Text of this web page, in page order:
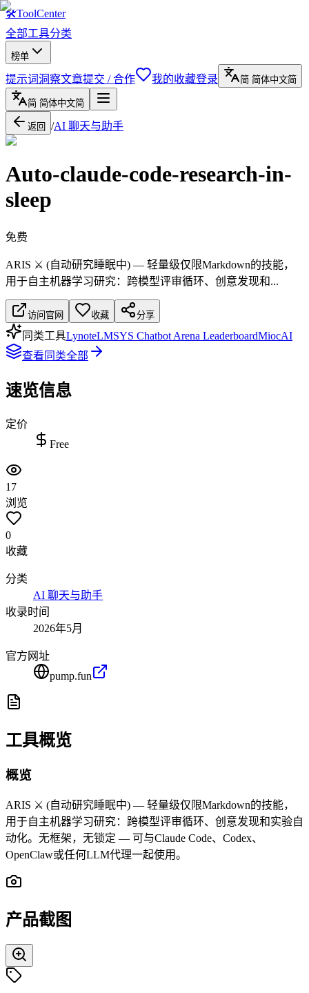
🛠ToolCenter
全部工具分类
榜单
提示词洞察文章提交 / 合作 我的收藏登录 简 简体中文简
简 简体中文简
返回 /AI 聊天与助手
Auto-claude-code-research-in-
sleep
免费
ARIS ⚔️ (自动研究睡眠中) — 轻量级仅限Markdown的技能，
用于自主机器学习研究：跨模型评审循环、创意发现和...
访问官网 收藏 分享
同类工具LynoteLMSYS Chatbot Arena LeaderboardMiocAI
查看同类全部
速览信息
定价
Free
17
浏览
0
收藏
分类
AI 聊天与助手
收录时间
2026年5月
官方网址
pump.fun
工具概览
概览
ARIS ⚔️ (自动研究睡眠中) — 轻量级仅限Markdown的技能，
用于自主机器学习研究：跨模型评审循环、创意发现和实验自
动化。无框架，无锁定 — 可与Claude Code、Codex、
OpenClaw或任何LLM代理一起使用。
产品截图